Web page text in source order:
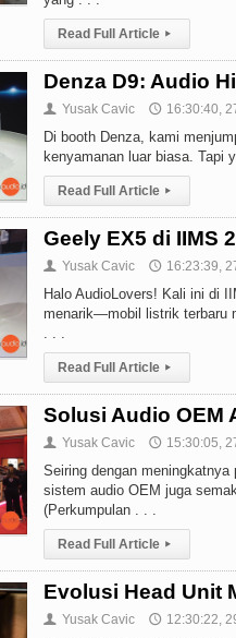
Read Full Article ▸
Denza D9: Audio
👤 Yusak Cavic 🕔 16:30:40,
Di booth Denza, kami
kenyamanan luar biasa.
Read Full Article ▸
Geely EX5 di IIMS
👤 Yusak Cavic 🕔 16:23:39,
Halo AudioLovers! Kali ini di
menarik—mobil listrik terbaru
. . .
Read Full Article ▸
Solusi Audio OEM
👤 Yusak Cavic 🕔 15:30:05,
Seiring dengan
sistem audio OEM juga
(Perkumpulan . . .
Read Full Article ▸
Evolusi Head Unit
👤 Yusak Cavic 🕔 12:30:22,